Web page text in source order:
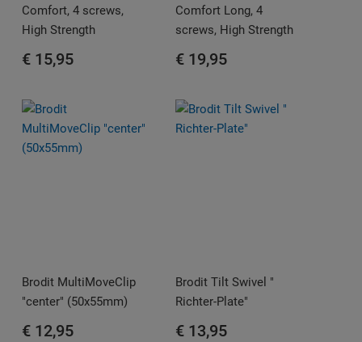
Comfort, 4 screws,
High Strength
€ 15,95
Comfort Long, 4
screws, High Strength
€ 19,95
Brodit MultiMoveClip
"center" (50x55mm)
€ 12,95
Brodit Tilt Swivel "
Richter-Plate"
€ 13,95